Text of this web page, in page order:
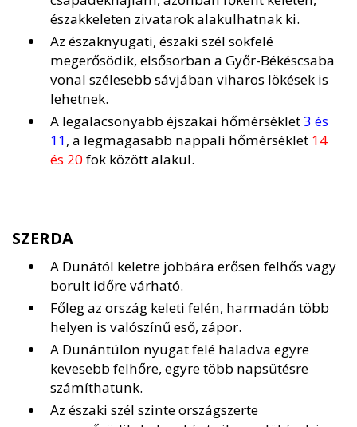
északkeleten zivatarok alakulhatnak ki.
Az északnyugati, északi szél sokfelé
megerősödik, elsősorban a Győr-Békéscsaba
vonal szélesebb sávjában viharos lökések is
lehetnek.
A legalacsonyabb éjszakai hőmérséklet3 és
11, a legmagasabb nappali hőmérséklet 14
és 20fok között alakul.
SZERDA
A Dunától keletre jobbára erősen felhős vagy
borult időre várható.
Főleg az ország keleti felén, harmadán több
helyen is valószínű eső, zápor.
A Dunántúlon nyugat felé haladva egyre
kevesebb felhőre, egyre több napsütésre
számíthatunk.
Az északi szél szinte országszerte